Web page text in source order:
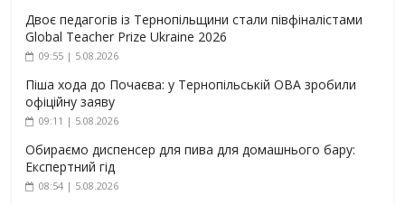
Двоє педагогів із Тернопільщини стали півфіналістами
Global Teacher Prize Ukraine 2026
09:55 | 5.08.2026
Піша хода до Почаєва: у Тернопільській ОВА зробили
офіційну заяву
09:11 | 5.08.2026
Обираємо диспенсер для пива для домашнього бару:
Експертний гід
08:54 | 5.08.2026